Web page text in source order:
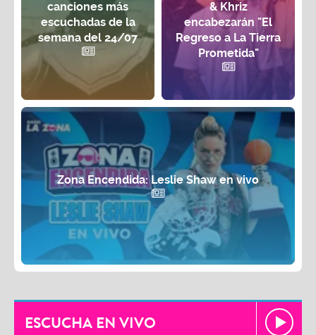
canciones más
escuchadas de la
semana del 24/07
& Khriz
encabezarán "El
Regreso a La Tierra
Prometida"
Zona Encendida: Leslie Shaw en vivo
ESCUCHA EN VIVO